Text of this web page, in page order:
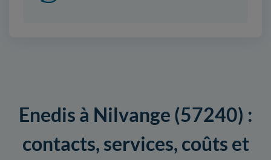
Enedis à Nilvange (57240) :
contacts, services, coûts et